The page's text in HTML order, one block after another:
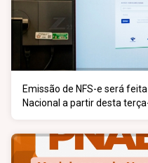
Emissão de NFS-e será
Nacional a partir desta